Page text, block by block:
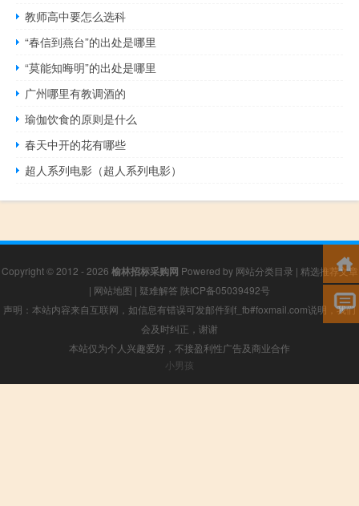
教师高中要怎么选科
“春信到燕台”的出处是哪里
“莫能知晦明”的出处是哪里
广州哪里有教调酒的
瑜伽饮食的原则是什么
春天中开的花有哪些
超人系列电影（超人系列电影）
Copyright © 2012 - 2026 榆林招标采购网 Powered by 网站分类目录 | 精选推荐文章
| 网站地图 | 疑难解答 陕ICP备05039492号
声明：本站内容来自互联网，如信息有错误可发邮件到f_fb#foxmail.com说明，我们
会及时纠正，谢谢
本站仅为个人兴趣爱好，不接盈利性广告及商业合作
小男孩